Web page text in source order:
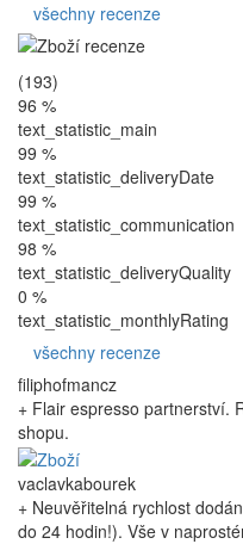
všechny recenze
(193)
96 %
text_statistic_main
99 %
text_statistic_deliveryDate
99 %
text_statistic_communication
98 %
text_statistic_deliveryQuality
0 %
text_statistic_monthlyRating
všechny recenze
filiphofmancz
+ Flair espresso partnerství.
shopu.
vaclavkabourek
+ Neuvěřitelná rychlost
do 24 hodin!). Vše v